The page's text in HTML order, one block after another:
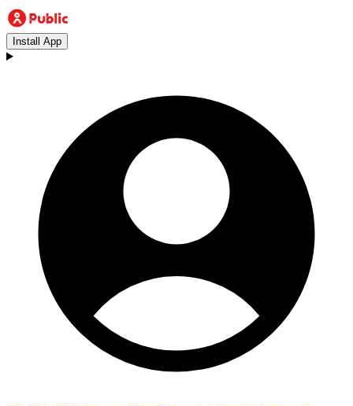
Install App